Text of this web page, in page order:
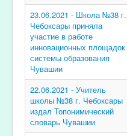
23.06.2021 - Школа №38 г.
Чебоксары приняла
участие в работе
инновационных площадок
системы образования
Чувашии
22.06.2021 - Учитель
школы №38 г. Чебоксары
издал Топонимический
словарь Чувашии